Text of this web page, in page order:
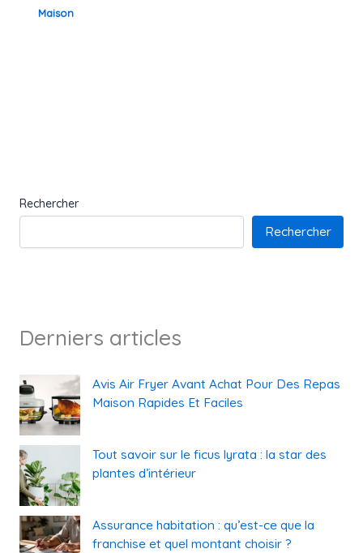
Maison
Rechercher
Rechercher
Derniers articles
Avis Air Fryer Avant Achat Pour Des Repas
Maison Rapides Et Faciles
Tout savoir sur le ficus lyrata : la star des
plantes d’intérieur
Assurance habitation : qu’est-ce que la
franchise et quel montant choisir ?